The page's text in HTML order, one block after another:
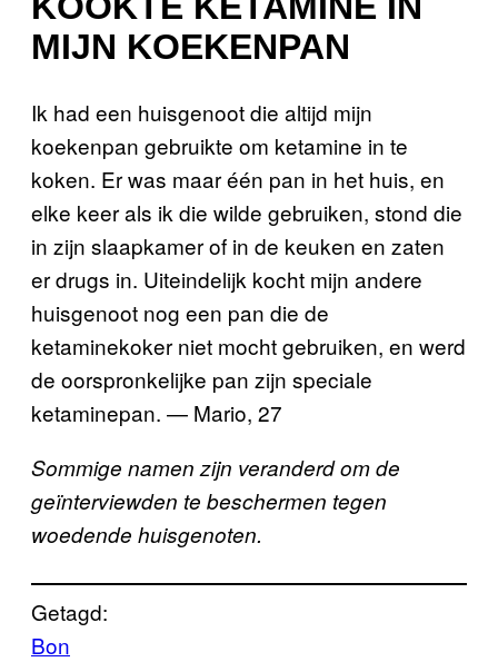
MIJN KOEKENPAN
Ik had een huisgenoot die altijd mijn
koekenpan gebruikte om ketamine in te
koken. Er was maar één pan in het huis, en
elke keer als ik die wilde gebruiken, stond die
in zijn slaapkamer of in de keuken en zaten
er drugs in. Uiteindelijk kocht mijn andere
huisgenoot nog een pan die de
ketaminekoker niet mocht gebruiken, en werd
de oorspronkelijke pan zijn speciale
ketaminepan. — Mario, 27
Sommige namen zijn veranderd om de
geïnterviewden te beschermen tegen
woedende huisgenoten.
Getagd:
Bon